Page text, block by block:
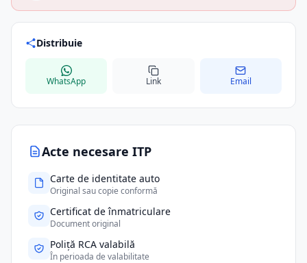
Acte necesare ITP
Carte de identitate auto
Original sau copie conformă
Certificat de înmatriculare
Document original
Poliță RCA valabilă
În perioada de valabilitate
Distribuie
WhatsApp Link Email